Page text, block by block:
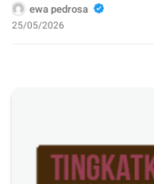
ewa pedrosa
25/05/2026